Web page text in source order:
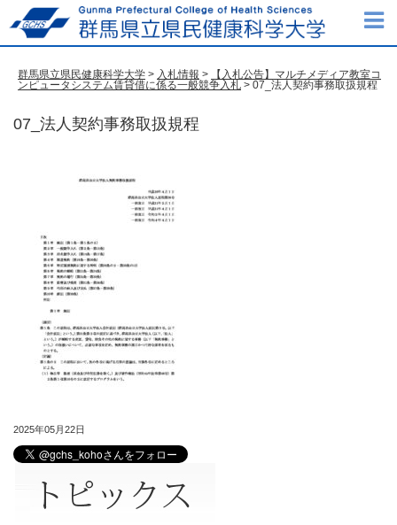
群馬県立県民健康科学大学 > 入札情報 >
【入札公告】マルチメディア教室コ
ンピュータシステム賃貸借に係る一般競争入札 > 07_法人契約事務取扱規程
07_法人契約事務取扱規程
2025年05月22日